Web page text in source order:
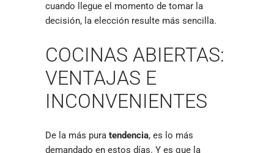
cuando llegue el momento de tomar la
decisión, la elección resulte más sencilla.
COCINAS ABIERTAS:
VENTAJAS E
INCONVENIENTES
De la más pura tendencia, es lo más
demandado en estos días. Y es que la